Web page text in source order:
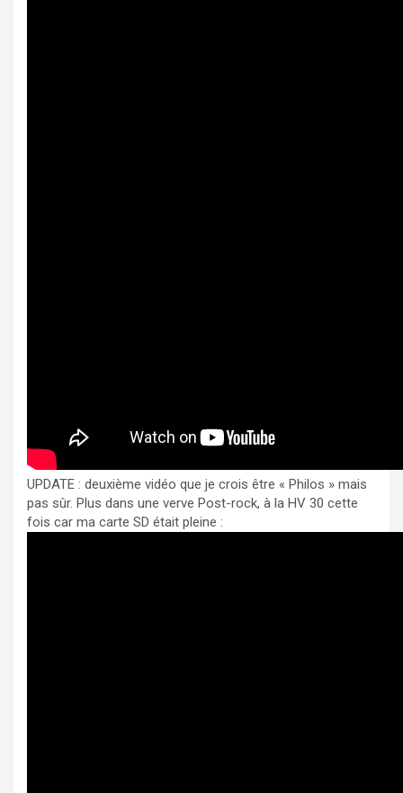
UPDATE : deuxième vidéo que je crois être « Philos » mais
pas sûr. Plus dans une verve Post-rock, à la HV 30 cette
fois car ma carte SD était pleine :